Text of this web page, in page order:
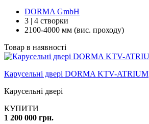
DORMA GmbH
3 | 4 створки
2100-4000 мм (вис. проходу)
Товар в наявності
Карусельні двері DORMA KTV-ATRIUM
Карусельні двері
КУПИТИ
1 200 000 грн.